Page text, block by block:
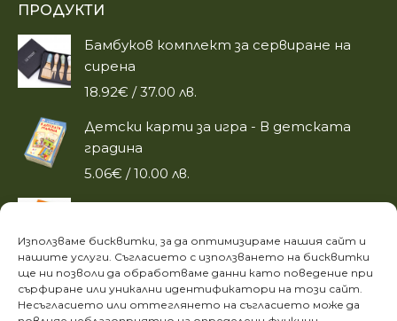
Използваме бисквитки, за да оптимизираме нашия сайт и
нашите услуги. Съгласието с използването на бисквитки
ще ни позволи да обработваме данни като поведение при
сърфиране или уникални идентификатори на този сайт.
Несъгласието или оттеглянето на съгласието може да
ПРОДУКТИ
Бамбуков комплект за сервиране на
сирена
18.92€ / 37.00 лв.
Детски карти за игра - В детската
градина
5.06€ / 10.00 лв.
Активни карти „Аз готвя здравословно
6.60 €/ 13.00 лв.
ИНФОРМАЦИЯ